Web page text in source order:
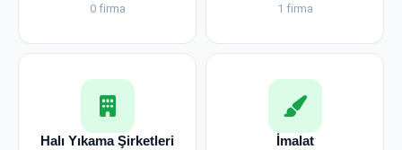
0 firma 1 firma
Halı Yıkama Şirketleri İmalat